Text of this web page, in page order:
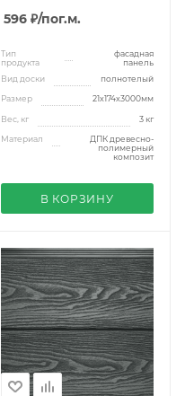
596 ₽/пог.м.
Тип
продукта
фасадная
панель
Вид доски
полнотелый
Размер 21x174x3000мм
Вес, кг 3 кг
Материал
ДПК древесно-
полимерный
композит
В КОРЗИНУ